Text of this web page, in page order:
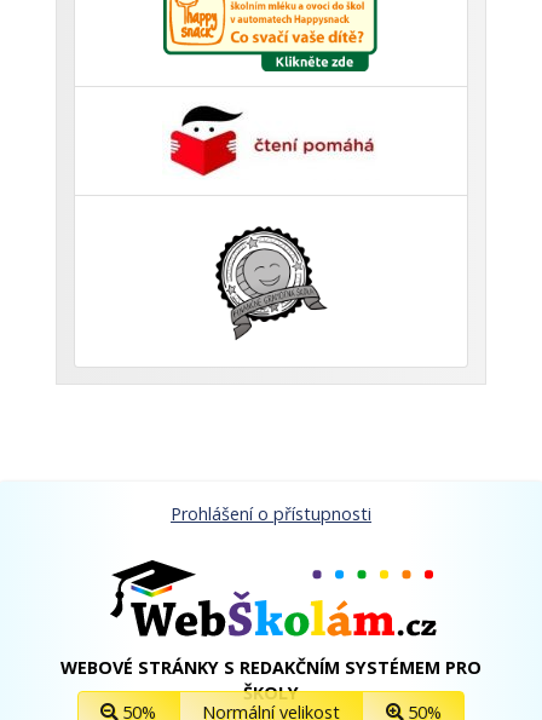
50% Normální velikost 50%
Prohlášení o přístupnosti
WEBOVÉ STRÁNKY S REDAKČNÍM SYSTÉMEM PRO
ŠKOLY